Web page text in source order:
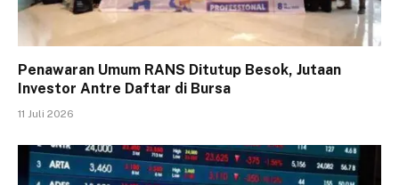
Penawaran Umum RANS Ditutup Besok, Jutaan
Investor Antre Daftar di Bursa
11 Juli 2026